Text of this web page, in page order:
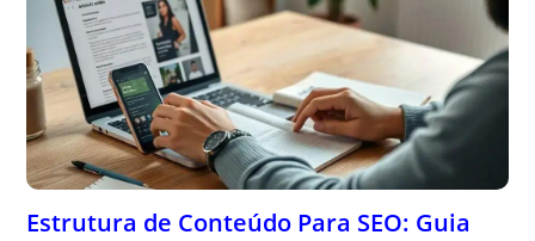
Estrutura de Conteúdo Para SEO: Guia